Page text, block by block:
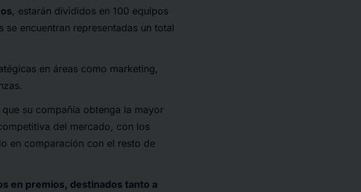
, estarán divididos en 100 equipos
encuentran representadas un total
en áreas como marketing,
su compañía obtenga la mayor
del mercado, con los
en comparación con el resto de
en premios, destinados tanto a